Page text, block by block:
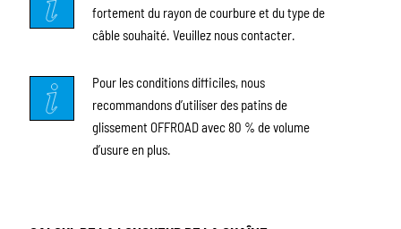
fortement du rayon de courbure et du type de
câble souhaité. Veuillez nous contacter.
Pour les conditions difficiles, nous
recommandons d’utiliser des patins de
glissement OFFROAD avec 80 % de volume
d’usure en plus.